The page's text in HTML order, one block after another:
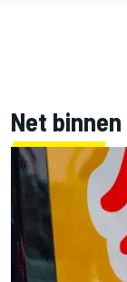
Net binnen